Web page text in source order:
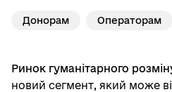
Донорам Операторам
Ринок гуманітарного
новий сегмент, який може